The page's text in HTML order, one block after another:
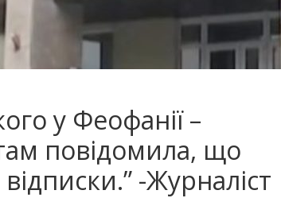
у Феофанії –
повідомила, що
-Журналіст